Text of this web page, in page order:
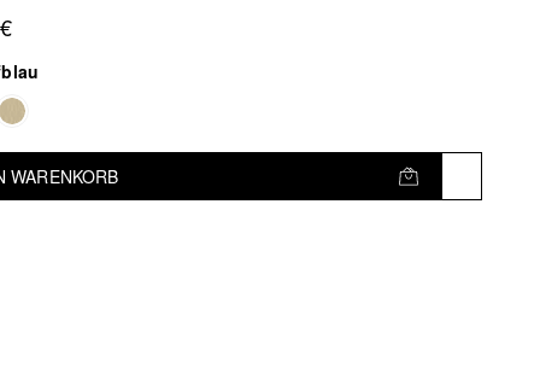
WARENKORB